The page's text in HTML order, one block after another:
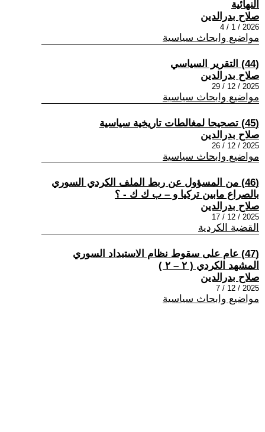
النهائية
صلاح بدرالدين
2026 / 1 / 4
مواضيع وابحاث سياسية
(44) التقرير السياسي
صلاح بدرالدين
2025 / 12 / 29
مواضيع وابحاث سياسية
(45) تصحيحا لمغالطات تاريخية سياسية
صلاح بدرالدين
2025 / 12 / 26
مواضيع وابحاث سياسية
(46) من المسؤول عن ربط الملف الكردي السوري
بالصراع مابين تركيا و – ب ك ك - ؟
صلاح بدرالدين
2025 / 12 / 17
القضية الكردية
(47) عام على سقوط نظام الاستبداد السوري
المشهد الكردي ( ٢ – ٢ )
صلاح بدرالدين
2025 / 12 / 7
مواضيع وابحاث سياسية